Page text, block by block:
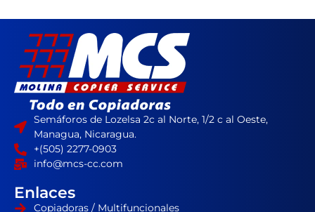
Semáforos de Lozelsa 2c al Norte, 1/2 c al Oeste,
Managua, Nicaragua.
+(505) 2277-0903
info@mcs-cc.com
Enlaces
Copiadoras / Multifuncionales